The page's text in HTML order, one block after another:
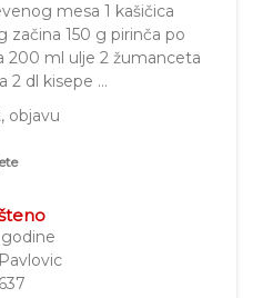
mesa 1 kašičica
začina 150 g pirinča po
200 ml ulje 2 žumanceta
2 dl kisepe …
objavu
637